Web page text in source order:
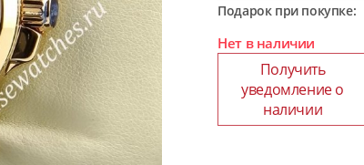
Подарок при покупке:
Нет в наличии
Получить
уведомление о
наличии